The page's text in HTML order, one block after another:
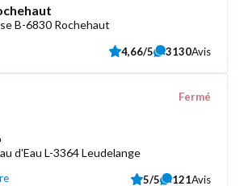
B-6830 Rochehaut
4,66/5 3130Avis
d'Eau L-3364 Leudelange
Fermé
5/5 121Avis